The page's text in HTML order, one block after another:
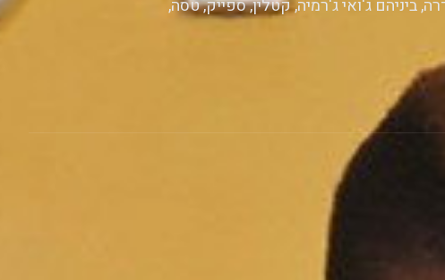
ביניהם ג'ואי ג'רמיה, קטלין, ספייק, טסה,